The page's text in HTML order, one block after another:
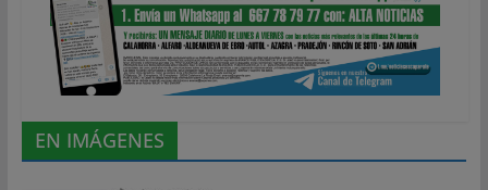
EN IMÁGENES